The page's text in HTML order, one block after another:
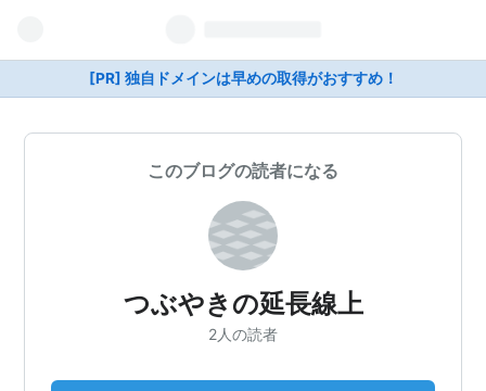
[PR] 独自ドメインは早めの取得がおすすめ！
このブログの読者になる
つぶやきの延長線上
2人の読者